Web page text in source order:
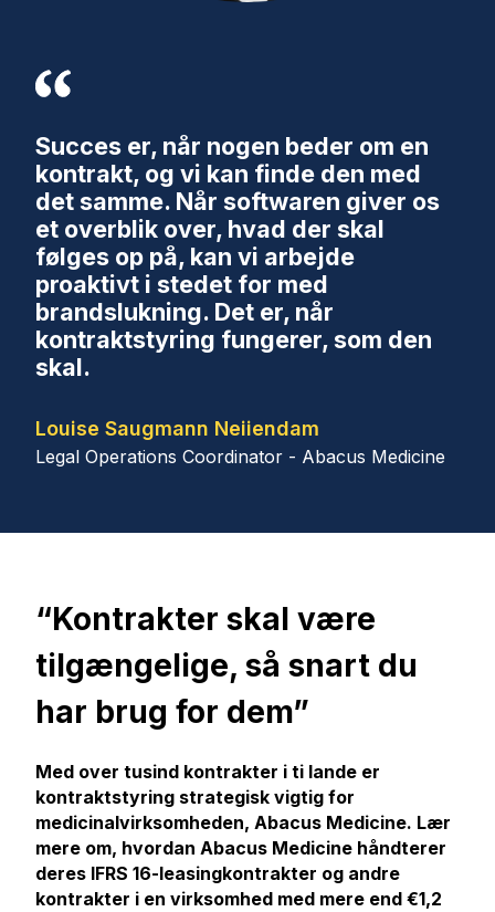
Succes er, når nogen beder om en
kontrakt, og vi kan finde den med
det samme. Når softwaren giver os
et overblik over, hvad der skal
følges op på, kan vi arbejde
proaktivt i stedet for med
brandslukning. Det er, når
kontraktstyring fungerer, som den
skal.
Louise Saugmann Neiiendam
Legal Operations Coordinator - Abacus Medicine
“Kontrakter skal være
tilgængelige, så snart du
har brug for dem”
Med over tusind kontrakter i ti lande er
kontraktstyring strategisk vigtig for
medicinalvirksomheden, Abacus Medicine. Lær
mere om, hvordan Abacus Medicine håndterer
deres IFRS 16-leasingkontrakter og andre
kontrakter i en virksomhed med mere end €1,2